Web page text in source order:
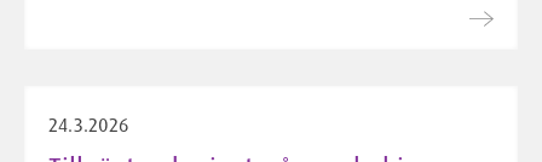
24.3.2026